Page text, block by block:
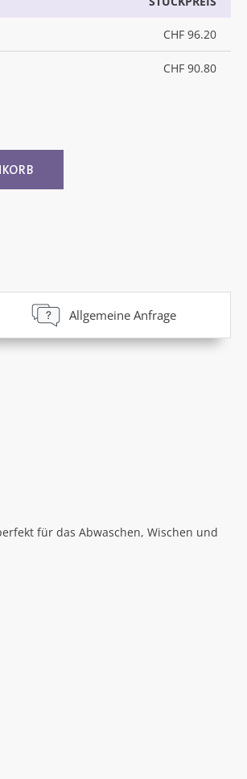
CHF 96.20
CHF 90.80
Wert ein oder
Allgemeine Anfrage
für das Abwaschen, Wischen und